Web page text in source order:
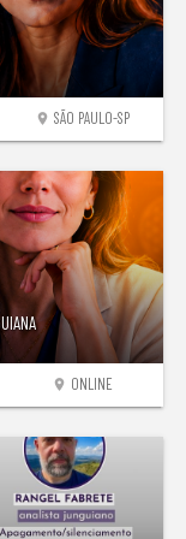
location_on SÃO PAULO-SP
location_on ONLINE